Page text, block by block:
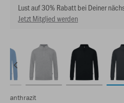
Lust auf 30% Rabatt bei Deiner
Jetzt Mitglied werden
anthrazit